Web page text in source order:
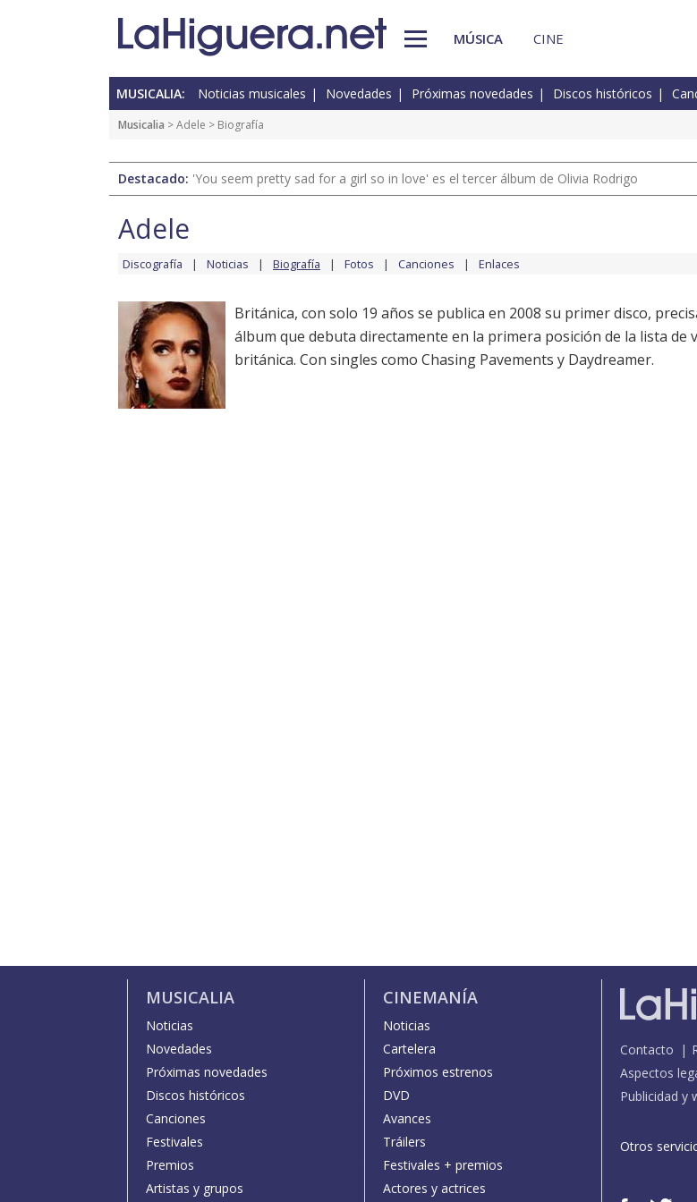
MÚSICA CINE
MUSICALIA: Noticias musicales Novedades Próximas novedades Discos históricos
Musicalia >Adele > Biografía
Destacado: 'You seem pretty sad for a girl so in love' es el tercer álbum de Olivia Rodrigo
Adele
Discografía Noticias Biografía Fotos Canciones Enlaces
Británica, con solo 19 años se publica en 2008 su primer disco,
álbum que debuta directamente en la primera posición de la lista de
británica. Con singles como Chasing Pavements y Daydreamer.
MUSICALIA
Noticias
Novedades
Próximas novedades
Discos históricos
Canciones
Festivales
Premios
Artistas y grupos
CINEMANÍA
Noticias
Cartelera
Próximos estrenos
DVD
Avances
Tráilers
Festivales + premios
Actores y actrices
Contacto
Aspectos
Publicidad y
Otros